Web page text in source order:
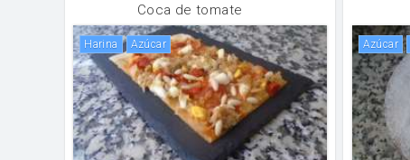
Coca de tomate
harina Azúcar Azúcar